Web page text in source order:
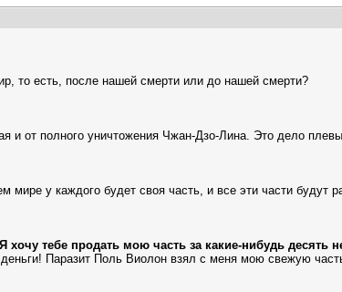
то есть, после нашей смерти или до нашей смерти?
и от полного уничтожения Чжан-Дзо-Лина. Это дело
у каждого будет своя часть, и все эти части будут
Я хочу тебе продать мою часть за какие-нибудь десять
Паразит Поль Виолон взял с меня мою свежую